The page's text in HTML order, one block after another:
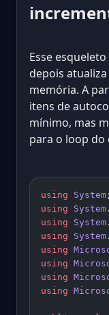
Esse
depois
memória. A
itens de
mínimo, mas
para o loop do
using System ;
using System .
using System .
using System .
using
using
using
using